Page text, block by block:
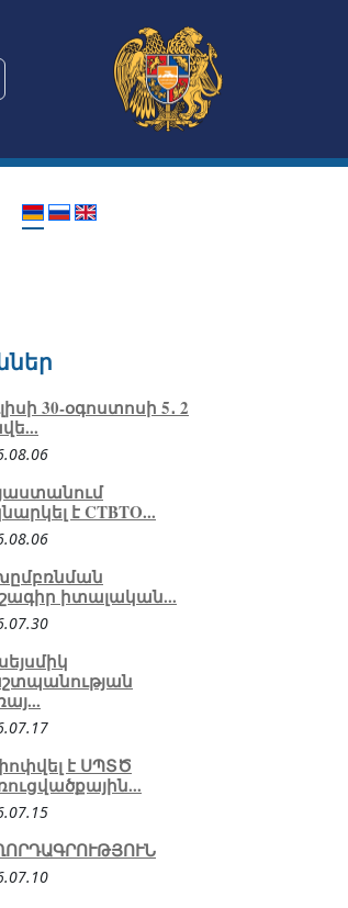
30-օգոստոսի 5․ 2
է CTBTO...
իտալական...
է ՍՊՏԾ